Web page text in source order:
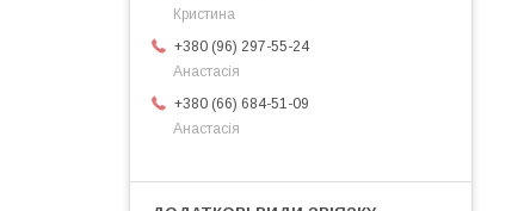
Кристина
+380 (96) 297-55-24
Анастасія
+380 (66) 684-51-09
Анастасія